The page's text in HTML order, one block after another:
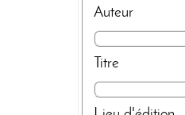
Auteur
Titre